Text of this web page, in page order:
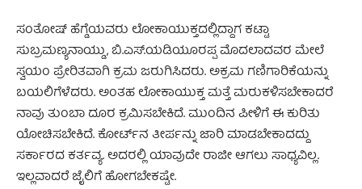
ಸಂತೋಷ್‌ ಹೆಗ್ಡೆಯವರು ಲೋಕಾಯುಕ್ತದಲ್ಲಿದ್ದಾಗ ಕಟ್ಟಾ
ಸುಬ್ರಮಣ್ಯನಾಯ್ಡು, ಬಿ.ಎಸ್‌.ಯಡಿಯೂರಪ್ಪ ಮೊದಲಾದವರ ಮೇಲೆ
ಸ್ವಯಂ ಪ್ರೇರಿತವಾಗಿ ಕ್ರಮ ಜರುಗಿಸಿದರು. ಅಕ್ರಮ ಗಣಿಗಾರಿಕೆಯನ್ನು
ಬಯಲಿಗೆಳೆದರು. ಅಂತಹ ಲೋಕಾಯುಕ್ತ ಮತ್ತೆ ಮರುಕಳಿಸಬೇಕಾದರೆ
ನಾವು ತುಂಬಾ ದೂರ ಕ್ರಮಿಸಬೇಕಿದೆ. ಮುಂದಿನ ಪೀಳಿಗೆ ಈ ಕುರಿತು
ಯೋಚಿಸಬೇಕಿದೆ. ಕೋರ್ಟ್‌ನ ತೀರ್ಪನ್ನು ಜಾರಿ ಮಾಡಬೇಕಾದದ್ದು
ಸರ್ಕಾರದ ಕರ್ತವ್ಯ. ಅದರಲ್ಲಿ ಯಾವುದೇ ರಾಜೀ ಆಗಲು ಸಾಧ್ಯವಿಲ್ಲ.
ಇಲ್ಲವಾದರೆ ಜೈಲಿಗೆ ಹೋಗಬೇಕಷ್ಟೇ.